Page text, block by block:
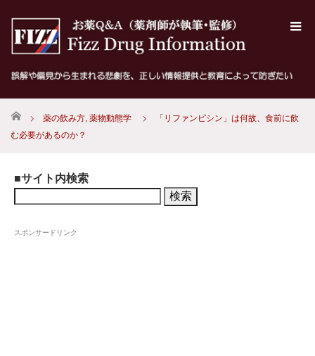
ホーム 薬の飲み方, 薬物動態学
「リファンピシン」は何故、食前に飲
む必要があるのか？
■サイト内検索
スポンサードリンク